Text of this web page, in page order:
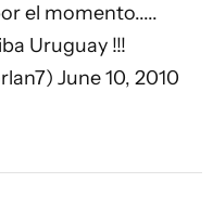
el momento.....
Uruguay !!!
June 10, 2010